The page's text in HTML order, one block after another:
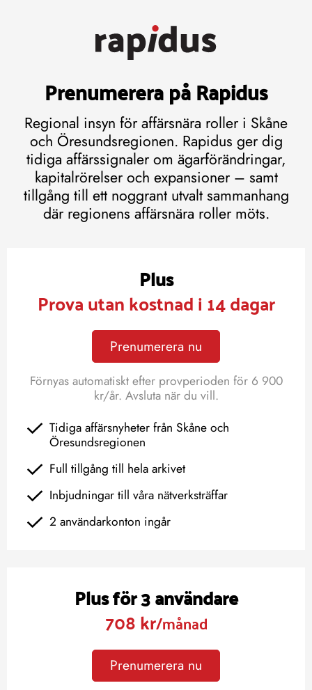
Prenumerera på Rapidus
Regional insyn för affärsnära roller i Skåne
och Öresundsregionen. Rapidus ger dig
tidiga affärssignaler om ägarförändringar,
kapitalrörelser och expansioner – samt
tillgång till ett noggrant utvalt sammanhang
där regionens affärsnära roller möts.
Plus
Prova utan kostnad i 14 dagar
Prenumerera nu
Förnyas automatiskt efter provperioden för 6 900
kr/år. Avsluta när du vill.
Tidiga affärsnyheter från Skåne och
Öresundsregionen
Full tillgång till hela arkivet
Inbjudningar till våra nätverksträffar
2 användarkonton ingår
Plus för 3 användare
708 kr/månad
Prenumerera nu